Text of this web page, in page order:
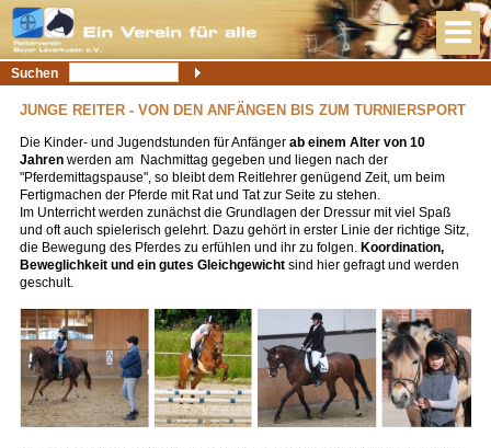
Suchen
JUNGE REITER - VON DEN ANFÄNGEN BIS ZUM TURNIERSPORT
Die Kinder- und Jugendstunden für Anfänger ab einem Alter von 10
Jahren werden am Nachmittag gegeben und liegen nach der
"Pferdemittagspause", so bleibt dem Reitlehrer genügend Zeit, um beim
Fertigmachen der Pferde mit Rat und Tat zur Seite zu stehen.
Im Unterricht werden zunächst die Grundlagen der Dressur mit viel Spaß
und oft auch spielerisch gelehrt. Dazu gehört in erster Linie der richtige Sitz,
die Bewegung des Pferdes zu erfühlen und ihr zu folgen. Koordination,
Beweglichkeit und ein gutes Gleichgewicht sind hier gefragt und werden
geschult.